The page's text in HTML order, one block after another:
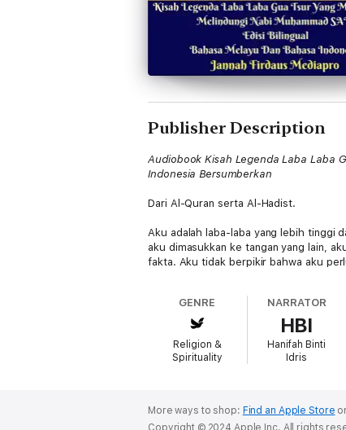
Publisher Description
Audiobook Kisah Legenda Laba Laba
Indonesia Bersumberkan
Dari Al-Quran serta Al-Hadist.
Aku adalah laba-laba yang lebih tinggi
aku dimasukkan ke tangan yang lain,
fakta. Aku tidak berpikir bahwa aku
Akulah yang bertanggung jawab untuk
sepoi-sepoi pun bisa meniupnya.
lagi, aku bisa mengalahkan mereka!
Hasil konflik antara sutra lemah laba-
mengunjungi makamnya untuk
GENRE
Religion &
Spirituality
NARRATOR
HBI
Hanifah Binti
Idris
More ways to shop: Find an Apple Store
Copyright © 2024 Apple Inc. All rights